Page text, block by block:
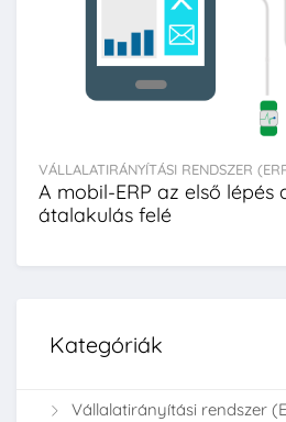
VÁLLALATIRÁNYÍTÁSI RENDSZER
A mobil-ERP az első lépés
átalakulás felé
Kategóriák
Vállalatirányítási rendszer